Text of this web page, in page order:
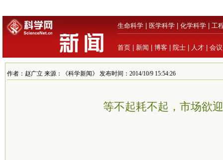
生命科学 医学科学 化学科学 工
首页 新闻 博客 院士 人才 会议
作者：赵广立 来源：《科学新闻》 发布时间：2014/10/9 15:54:26
等不起耗不起，市场欲